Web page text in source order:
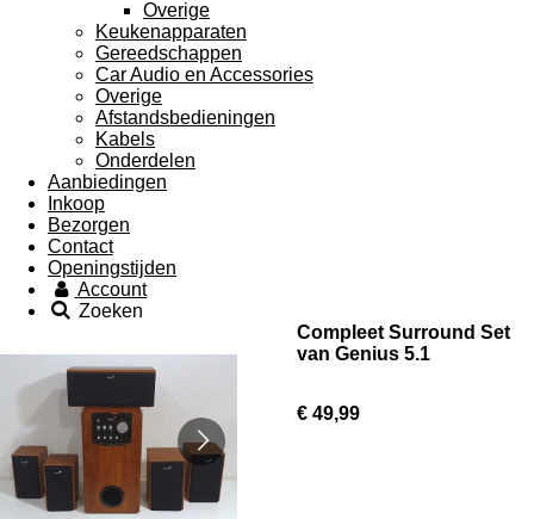
Overige
Keukenapparaten
Gereedschappen
Car Audio en Accessories
Overige
Afstandsbedieningen
Kabels
Onderdelen
Aanbiedingen
Inkoop
Bezorgen
Contact
Openingstijden
Account
Zoeken
Compleet Surround Set
van Genius 5.1
€ 49,99